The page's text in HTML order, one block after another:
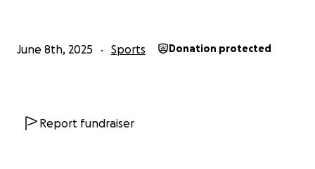
Braspenning, Thijs Weijers, Joris Post, Sander van Elk,
Jan-Christiaan Wahls en Martine Keyser
June 8th, 2025 Sports Donation protected
Report fundraiser